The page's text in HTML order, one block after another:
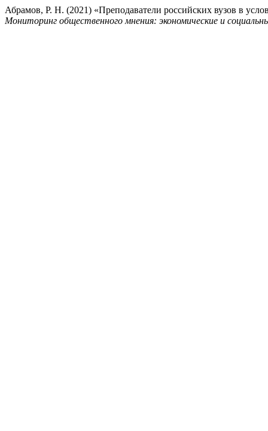
Абрамов, Р. Н. (2021) «Преподаватели российских вузов в
Мониторинг общественного мнения: экономические и